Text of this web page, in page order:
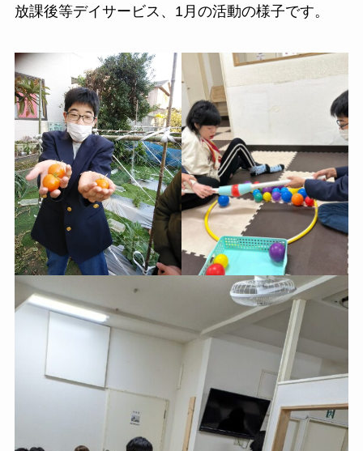
放課後等デイサービス、1月の活動の様子です。